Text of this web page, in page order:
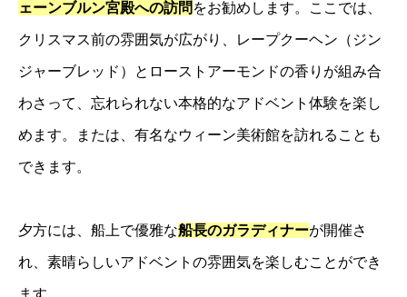
ェーンブルン宮殿への訪問 をお勧めします。ここでは、
クリスマス前の雰囲気が広がり、レープクーヘン（ジン
ジャーブレッド）とローストアーモンドの香りが組み合
わさって、忘れられない本格的なアドベント体験を楽し
めます。または、有名なウィーン美術館を訪れることも
できます。
夕方には、船上で優雅な船長のガラディナーが開催さ
れ、素晴らしいアドベントの雰囲気を楽しむことができ
ます。